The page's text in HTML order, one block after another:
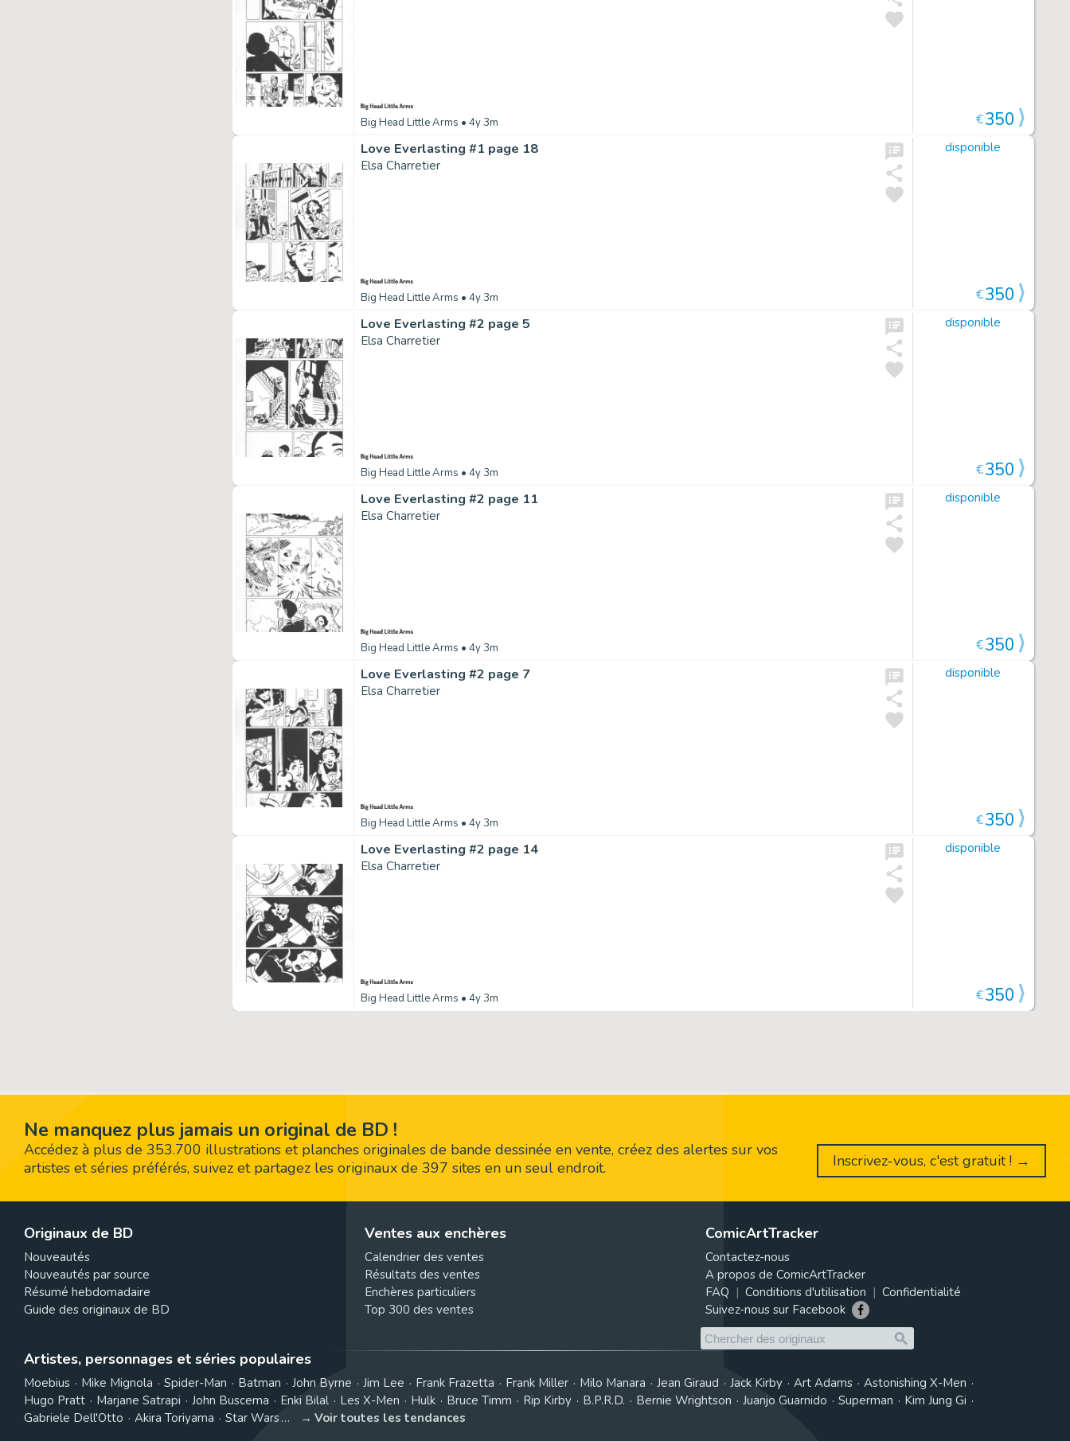
Big Head Little Arms • 4y 3m €350
Love Everlasting #1 page 18
Elsa Charretier
Big Head Little Arms • 4y 3m
disponible
€350
Love Everlasting #2 page 5
Elsa Charretier
Big Head Little Arms • 4y 3m
disponible
€350
Love Everlasting #2 page 11
Elsa Charretier
Big Head Little Arms • 4y 3m
disponible
€350
Love Everlasting #2 page 7
Elsa Charretier
Big Head Little Arms • 4y 3m
disponible
€350
Love Everlasting #2 page 14
Elsa Charretier
Big Head Little Arms • 4y 3m
disponible
€350
Ne manquez plus jamais un original de BD !
Accédez à plus de 353.700 illustrations et planches originales de bande dessinée en vente, créez des alertes sur vos
artistes et séries préférés, suivez et partagez les originaux de 397 sites en un seul endroit.
Inscrivez-vous, c'est gratuit ! →
Originaux de BD
Nouveautés
Nouveautés par source
Résumé hebdomadaire
Guide des originaux de BD
Ventes aux enchères
Calendrier des ventes
Résultats des ventes
Enchères particuliers
Top 300 des ventes
ComicArtTracker
Contactez-nous
A propos de ComicArtTracker
FAQ
Conditions d'utilisation
Confidentialité
Suivez-nous sur Facebook
Artistes, personnages et séries populaires
Moebius Mike Mignola Spider-Man Batman John Byrne Jim Lee Frank Frazetta Frank Miller Milo Manara Jean Giraud Jack Kirby Art Adams
Astonishing X-Men
Hugo Pratt
Marjane Satrapi John Buscema Enki Bilal Les X-Men Hulk Bruce Timm Rip Kirby B.P.R.D. Bernie Wrightson Juanjo Guarnido Superman
Kim Jung Gi
Gabriele Dell'Otto
Akira Toriyama Star Wars Voir toutes les tendances